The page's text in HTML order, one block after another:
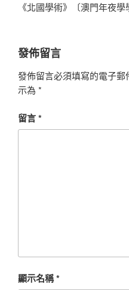
《北國學術》〔澳門年夜學
發佈留言
發佈留言必須填寫的電子郵
示為 *
留言*
顯示名稱*